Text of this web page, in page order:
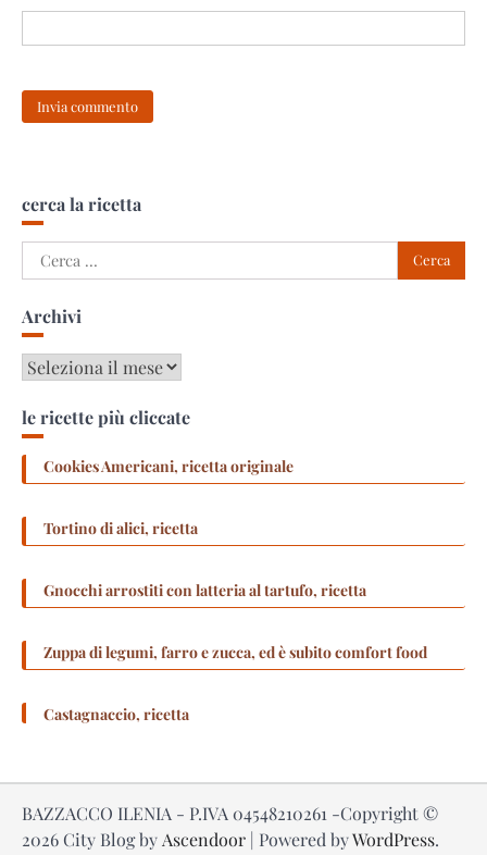
cerca la ricetta
Ricerca
per:
Archivi
Archivi
le ricette più cliccate
Cookies Americani, ricetta originale
Tortino di alici, ricetta
Gnocchi arrostiti con latteria al tartufo, ricetta
Zuppa di legumi, farro e zucca, ed è subito comfort food
Castagnaccio, ricetta
BAZZACCO ILENIA - P.IVA 04548210261 -Copyright ©
2026City Blog by Ascendoor | Powered byWordPress.